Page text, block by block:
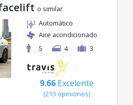
o similar
Automático
Aire acondicionado
5
4 3
9.66 Excelente
(213 opiniones)